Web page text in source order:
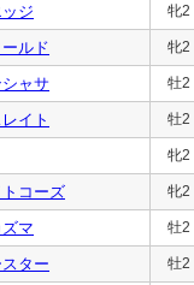
ジ 牝2
ルド 牝2
ャサ 牡2
イト 牡2
牝2
コーズ 牝2
マ 牡2
ター 牡2